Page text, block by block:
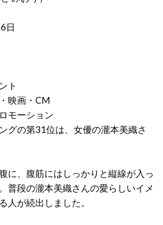
日
ト
映画・CM
モーション
グの第31位は、女優の瀧本美織さ
に、腹筋にはしっかりと縦線が入っ
普段の瀧本美織さんの愛らしいイメ
人が続出しました。